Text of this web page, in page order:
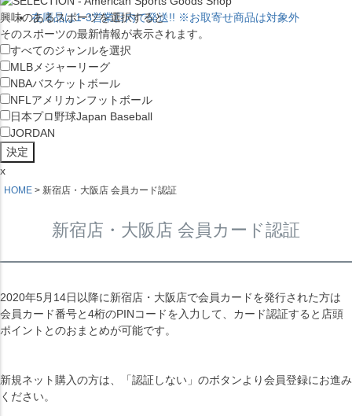
在庫品は1-3営業日内で発送!! ※お取寄せ商品は対象外
興味のあるスポーツを選択すると
そのスポーツの最新情報が表示されます。
すべてのジャンルを選択
MLB メジャーリーグ
NBAバスケットボール
NFL アメリカンフットボール
日本プロ野球Japan Baseball
JORDAN
x
HOME 新宿店・大阪店 会員カード認証
新宿店・大阪店 会員カード認証
2020年5月14日以降に新宿店・大阪店で会員カードを発行された方は
会員カード番号と4桁のPINコードを入力して、カード認証すると店頭
ポイントとのおまとめが可能です。
新規ネット購入の方は、「認証しない」のボタンより会員登録にお進み
ください。